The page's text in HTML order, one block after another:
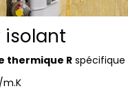
thermique R spécifique